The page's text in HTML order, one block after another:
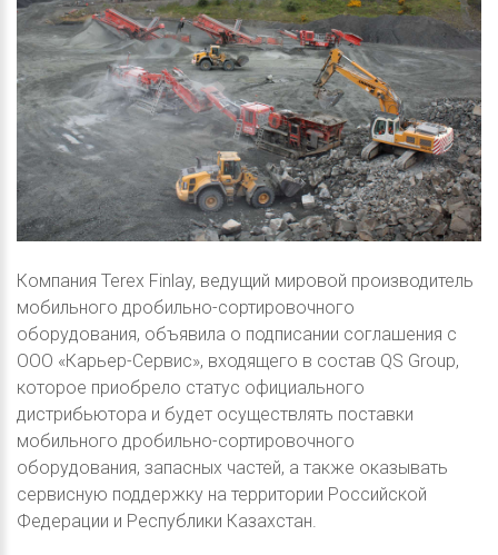
Компания Terex Finlay, ведущий мировой производитель
мобильного дробильно-сортировочного
оборудования, объявила о подписании соглашения с
ООО «Карьер-Сервис», входящего в состав QS Group,
которое приобрело статус официального
дистрибьютора и будет осуществлять поставки
мобильного дробильно-сортировочного
оборудования, запасных частей, а также оказывать
сервисную поддержку на территории Российской
Федерации и Республики Казахстан.